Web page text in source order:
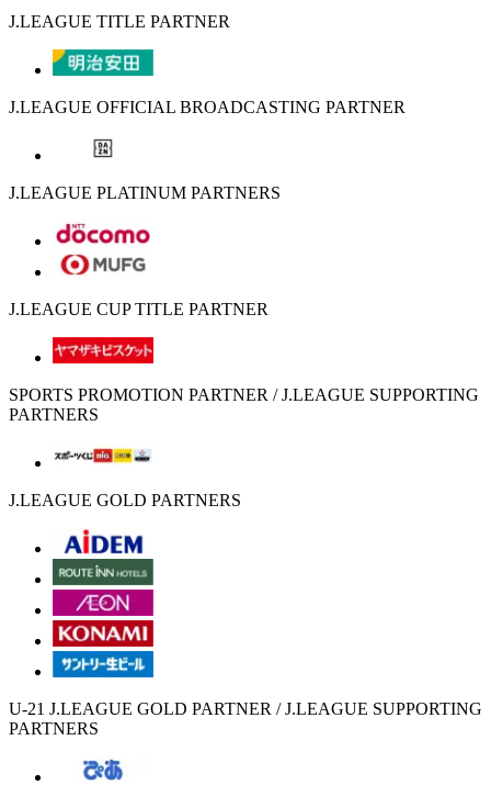
J.LEAGUE TITLE PARTNER
J.LEAGUE OFFICIAL BROADCASTING PARTNER
J.LEAGUE PLATINUM PARTNERS
J.LEAGUE CUP TITLE PARTNER
SPORTS PROMOTION PARTNER / J.LEAGUE SUPPORTING
PARTNERS
J.LEAGUE GOLD PARTNERS
U-21 J.LEAGUE GOLD PARTNER / J.LEAGUE SUPPORTING
PARTNERS